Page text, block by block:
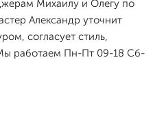
Михаилу и Олегу по
Александр уточнит
согласует стиль,
работаем Пн-Пт 09-18 Сб-